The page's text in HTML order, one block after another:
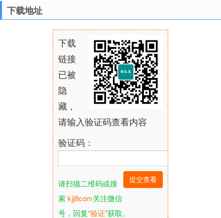
下载地址
下载
链接
已被
隐
藏，
请输入验证码查看内容
验证码：
请扫描二维码或搜
索kjj8com关注微信
号，回复“验证”获取。